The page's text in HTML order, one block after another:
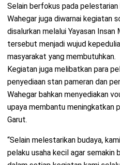
Selain berfokus pada
Wahegar juga diwarnai kegiatan
disalurkan melalui Yayasan Insan
tersebut menjadi wujud
masyarakat yang membutuhkan.
Kegiatan juga melibatkan para
penyediaan stan pameran dan
Wahegar bahkan menyediakan
upaya membantu meningkatkan
Garut.
“Selain melestarikan budaya,
pelaku usaha kecil agar semakin